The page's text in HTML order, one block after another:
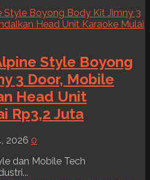
Style Boyong
3 Door, Mobile
Head Unit
Rp3,2 Juta
2026 0
dan Mobile Tech